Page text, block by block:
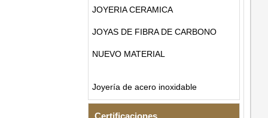
JOYERIA CERAMICA
JOYAS DE FIBRA DE CARBONO
NUEVO MATERIAL
Joyería de acero inoxidable
Certificaciones